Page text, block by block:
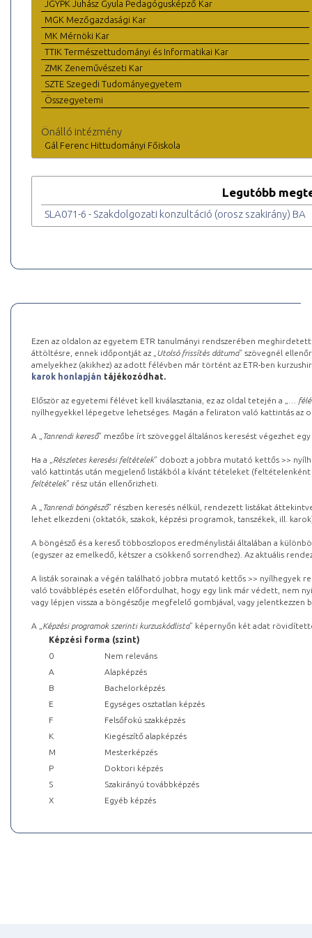
JGYPK Juhász Gyula Pedagógusképző Kar
MGK Mezőgazdasági Kar
MK Mérnöki Kar
TTIK Természettudományi és Informatikai Kar
ZMK Zeneművészeti Kar
SZTE Szegedi Tudományegyetem
Összegyetemi
Önálló intézmény
Gál Ferenc Hittudományi Főiskola
Legutóbb
SLA071-6 - Szakdolgozati konzultáció (orosz szakirány) BA
Ezen az oldalon az egyetem ETR tanulmányi rendszerében
áttöltésre, ennek időpontját az „ Utolsó frissítés dátuma” szövegnél
amelyekhez (akikhez) az adott félévben már történt az ETR-ben
karok honlapján tájékozódhat.
Először az egyetemi félévet kell kiválasztania, ez az oldal tetején a „
…
nyílhegyekkel lépegetve lehetséges. Magán a feliraton való kattintás az
A „ Tanrendi kereső” mezőbe írt szöveggel általános keresést végezhet
Ha a „ Részletes keresési feltételek” dobozt a jobbra mutató kettős >>
való kattintás után megjelenő listákból a kívánt tételeket (feltételenként
feltételek” rész után ellenőrizheti.
A „ Tanrendi böngésző” részben keresés nélkül, rendezett listákat
lehet elkezdeni (oktatók, szakok, képzési programok, tanszékek, ill.
A böngésző és a kereső többoszlopos eredménylistái általában a
(egyszer az emelkedő, kétszer a csökkenő sorrendhez). Az aktuális
A listák sorainak a végén található jobbra mutató kettős >> nyílhegyek
való továbblépés esetén előfordulhat, hogy egy link már védett, nem
vagy lépjen vissza a böngészője megfelelő gombjával, vagy
A „ Képzési programok szerinti kurzuskódlista” képernyőn két adat
Képzési forma (szint)
0
Nem releváns
A
Alapképzés
B
Bachelorképzés
E
Egységes osztatlan képzés
F
Felsőfokú szakképzés
K
Kiegészítő alapképzés
M
Mesterképzés
P
Doktori képzés
S
Szakirányú továbbképzés
X
Egyéb képzés